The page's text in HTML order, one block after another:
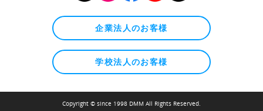
企業法人のお客様
学校法人のお客様
Copyright © since 1998 DMM All Rights Reserved.